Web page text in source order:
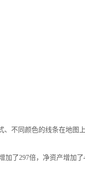
不同颜色的线条在地图
了297倍，净资产增加了